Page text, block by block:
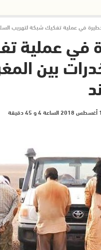
في عملية تفكيك شبكة لتهريب
في عملية
بين